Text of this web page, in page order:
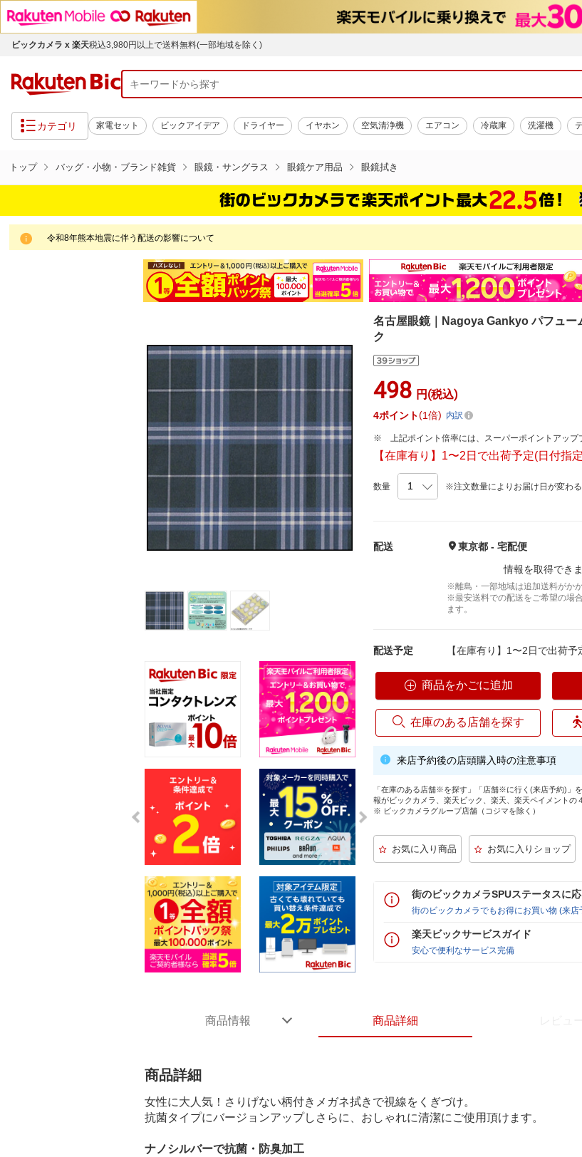
ビックカメラ x 楽天税込3,980円以上で送料無料(一部地域を除く)
カテゴリ 家電セット ビックアイデア ドライヤー イヤホン 空気清浄機 エアコン 冷蔵庫 洗濯機
トップ バッグ・小物・ブランド雑貨 眼鏡・サングラス 眼鏡ケア用品 眼鏡拭き
令和8年熊本地震に伴う配送の影響について
名古屋眼鏡｜Nagoya Gankyo パフュー
ク
498 円(税込)
4ポイント 1倍 内訳
上記ポイント倍率には、スーパーポイントアップ
【在庫有り】1〜2日で出荷予定(日付指
数量 ※注文数量によりお届け日が変わる
配送
東京都 - 宅配便
情報を取得でき
※離島・一部地域は追加送料がか
※最安送料での配送をご希望の場
ます。
配送予定 【在庫有り】1〜2日で出荷
商品をかごに追加
在庫のある店舗を探す
来店予約後の店頭購入時の注意事項
「在庫のある店舗※を探す」「店舗※に行く(来店予約)」
報がビックカメラ、楽天ビック、楽天、楽天ペイメントの
※ ビックカメラグループ店舗（コジマを除く）
街のビックカメラSPUステータスに
街のビックカメラでもお得にお買い物 (来店
楽天ビックサービスガイド
安心で便利なサービス完備
商品情報 商品詳細
商品詳細
女性に大人気！さりげない柄付きメガネ拭きで視線をくぎづけ。
抗菌タイプにバージョンアップしさらに、おしゃれに清潔にご使用頂けます。
ナノシルバーで抗菌・防臭加工